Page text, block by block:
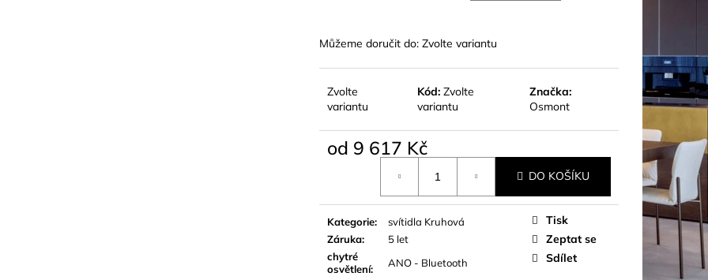
Můžeme doručit do: Zvolte variantu
Zvolte
variantu
Kód: Zvolte
variantu
Značka:
Osmont
od 9 617 Kč
DO KOŠÍKU
Kategorie:
svítidla Kruhová
Záruka:
5 let
chytré
osvětlení: ANO - Bluetooth
Tisk
Zeptat se
Sdílet
M